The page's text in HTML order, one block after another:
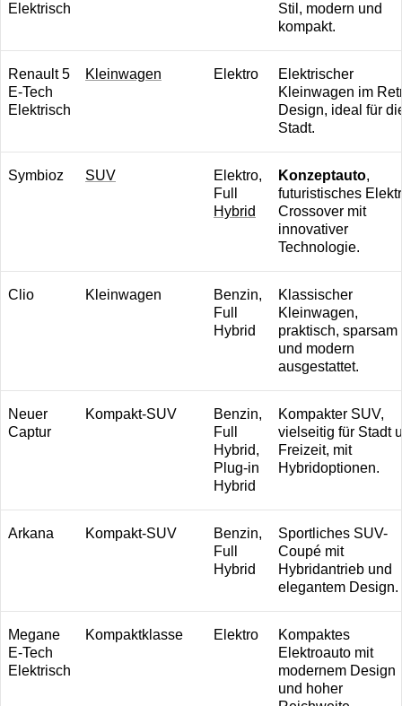
Elektrisch
Stil, modern und
kompakt.
Renault 5
E-Tech
Elektrisch
Kleinwagen Elektro
Elektrischer
Kleinwagen im
Design, ideal für
Stadt.
Symbioz SUV
Elektro,
Full
Hybrid
Konzeptauto,
futuristisches
Crossover mit
innovativer
Technologie.
Clio Kleinwagen
Benzin,
Full
Hybrid
Klassischer
Kleinwagen,
praktisch, sparsam
und modern
ausgestattet.
Neuer
Captur
Kompakt-SUV
Benzin,
Full
Hybrid,
Plug-in
Hybrid
Kompakter SUV,
vielseitig für Stadt
Freizeit, mit
Hybridoptionen.
Arkana Kompakt-SUV
Benzin,
Full
Hybrid
Sportliches SUV-
Coupé mit
Hybridantrieb und
elegantem Design.
Megane
E-Tech
Elektrisch
Kompaktklasse Elektro
Kompaktes
Elektroauto mit
modernem Design
und hoher